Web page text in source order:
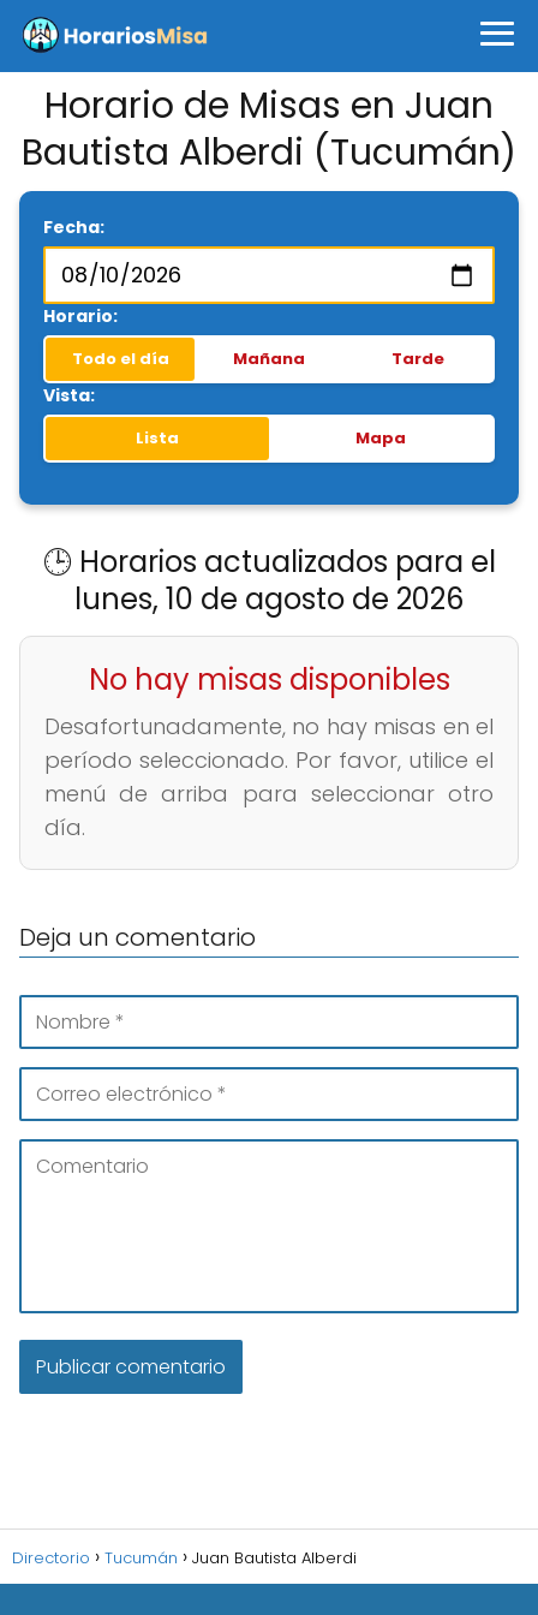
Horario de Misas en Juan
Bautista Alberdi (Tucumán)
Fecha:
Horario:
Todo el día Mañana Tarde
Vista:
Lista Mapa
🕒 Horarios actualizados para el
lunes, 10 de agosto de 2026
No hay misas disponibles
Desafortunadamente, no hay misas en el
período seleccionado. Por favor, utilice el
menú de arriba para seleccionar otro
día.
Deja un comentario
Directorio Tucumán Juan Bautista Alberdi